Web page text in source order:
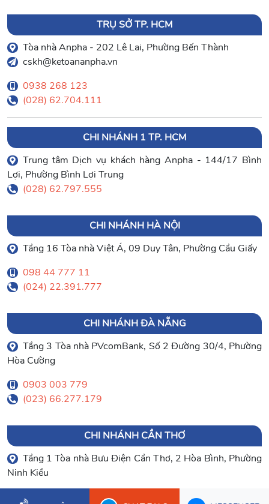
TRỤ SỞ TP. HCM
Tòa nhà Anpha - 202 Lê Lai, Phường Bến Thành
cskh@ketoananpha.vn
0938 268 123
(028) 62.704.111
CHI NHÁNH 1 TP. HCM
Trung tâm Dịch vụ khách hàng Anpha - 144/17 Bình
Lợi, Phường Bình Lợi Trung
(028) 62.797.555
CHI NHÁNH HÀ NỘI
Tầng 16 Tòa nhà Việt Á, 09 Duy Tân, Phường Cầu Giấy
098 44 777 11
(024) 22.391.777
CHI NHÁNH ĐÀ NẴNG
Tầng 3 Tòa nhà PVcomBank, Số 2 Đường 30/4, Phường
Hòa Cường
0903 003 779
(023) 66.277.179
CHI NHÁNH CẦN THƠ
Tầng 1 Tòa nhà Bưu Điện Cần Thơ, 2 Hòa Bình, Phường
Ninh Kiều
0934 107 632